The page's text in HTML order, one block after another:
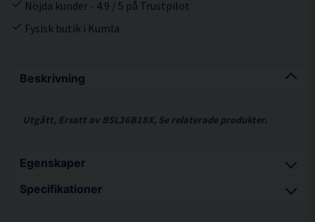
Beskrivning
Utgått, Ersatt av BSL36B18X, Se relaterade produkter.
Egenskaper
Batteripaket med 2 st MULTI VOLT batterier (36V
Specifikationer
Nöjda kunder - 4.9 / 5 på Trustpilot
Fysisk butik i Kumla